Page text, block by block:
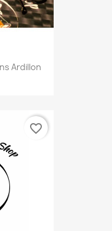
Ardillon
favorite_border